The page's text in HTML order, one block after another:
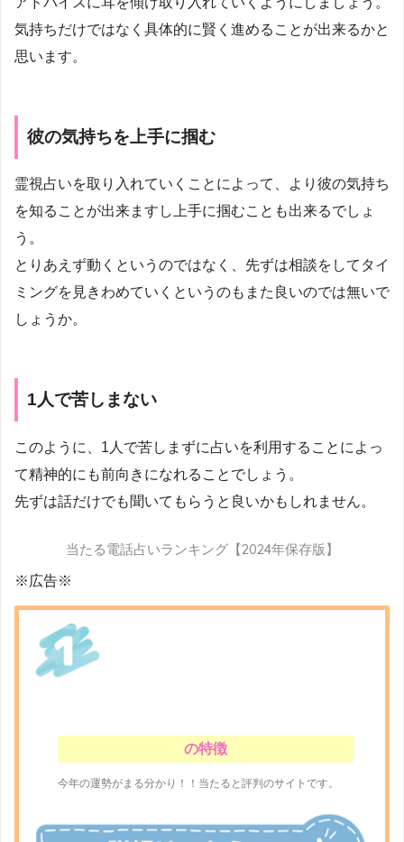
気持ちだけではなく具体的に賢く進めることが出来るかと
思います。
彼の気持ちを上手に掴む
霊視占いを取り入れていくことによって、より彼の気持ち
を知ることが出来ますし上手に掴むことも出来るでしょ
う。
とりあえず動くというのではなく、先ずは相談をしてタイ
ミングを見きわめていくというのもまた良いのでは無いで
しょうか。
1人で苦しまない
このように、1人で苦しまずに占いを利用することによっ
て精神的にも前向きになれることでしょう。
先ずは話だけでも聞いてもらうと良いかもしれません。
当たる電話占いランキング【2024年保存版】
※広告※
の特徴
今年の運勢がまる分かり！！当たると評判のサイトです。